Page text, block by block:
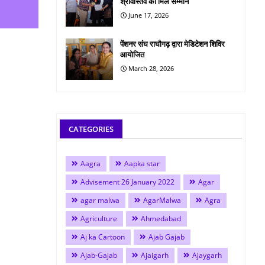
June 17, 2026
पेंशनर संघ राघौगढ़ द्वारा मेडिटेशन शिविर
आयोजित
March 28, 2026
CATEGORIES
Aagra
Aapka star
Advisement 26 January 2022
Agar
agar malwa
AgarMalwa
Agra
Agriculture
Ahmedabad
Aj ka Cartoon
Ajab Gajab
Ajab-Gajab
Ajaigarh
Ajaygarh